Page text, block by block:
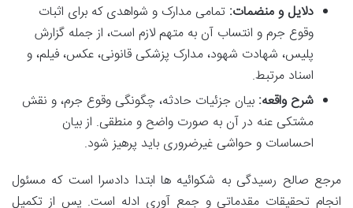
دلایل و منضمات: تمامی مدارک و شواهدی که برای اثبات
وقوع جرم و انتساب آن به متهم لازم است، از جمله گزارش
پلیس، شهادت شهود، مدارک پزشکی قانونی، عکس، فیلم، و
اسناد مرتبط.
شرح واقعه: بیان جزئیات حادثه، چگونگی وقوع جرم، و نقش
مشتکی عنه در آن به صورت واضح و منطقی. از بیان
احساسات و حواشی غیرضروری باید پرهیز شود.
مرجع صالح رسیدگی به شکوائیه ها ابتدا دادسرا است که مسئول
انجام تحقیقات مقدماتی و جمع آوری ادله است. پس از تکمیل